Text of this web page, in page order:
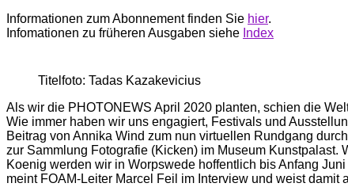
Informationen zum Abonnement finden Sie hier.
Infomationen zu früheren Ausgaben siehe Index
Titelfoto: Tadas Kazakevicius
Als wir die PHOTONEWS April 2020 planten, schien die
Wie immer haben wir uns engagiert, Festivals und
Beitrag von Annika Wind zum nun virtuellen Rundgang
zur Sammlung Fotografie (Kicken) im Museum
Koenig werden wir in Worpswede hoffentlich bis Anfang
meint FOAM-Leiter Marcel Feil im Interview und weist damit